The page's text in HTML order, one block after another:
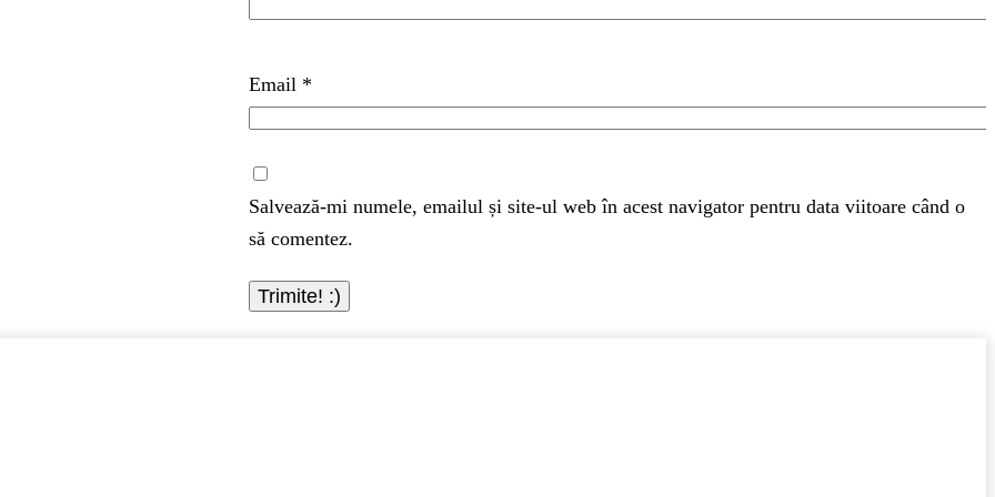
Email *
Salvează-mi numele, emailul și site-ul web în acest navigator pentru data viitoare când o
să comentez.